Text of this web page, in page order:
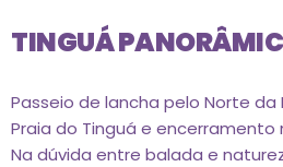
TINGUÁ
Passeio de lancha pelo Norte
Praia do Tinguá e encerramento
Na dúvida entre balada e